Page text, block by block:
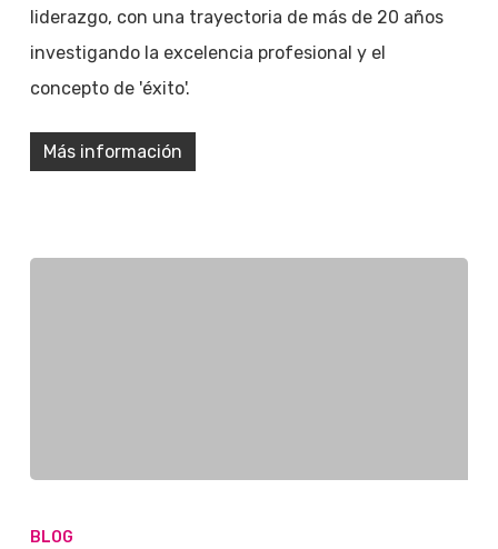
liderazgo, con una trayectoria de más de 20 años
investigando la excelencia profesional y el
concepto de 'éxito'.
Más información
BLOG